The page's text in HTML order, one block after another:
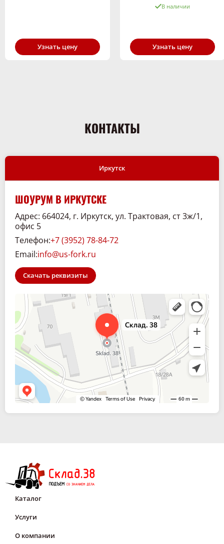
Узнать цену
В наличии
Узнать цену
КОНТАКТЫ
Иркутск
ШОУРУМ В ИРКУТСКЕ
Адрес: 664024, г. Иркутск, ул. Трактовая, ст 3ж/1,
офис 5
Телефон:+7 (3952) 78-84-72
Email:info@us-fork.ru
Скачать реквизиты
Склад. 38
Спецтехника и спецавтомобили в Иркутске
Каталог
Услуги
О компании